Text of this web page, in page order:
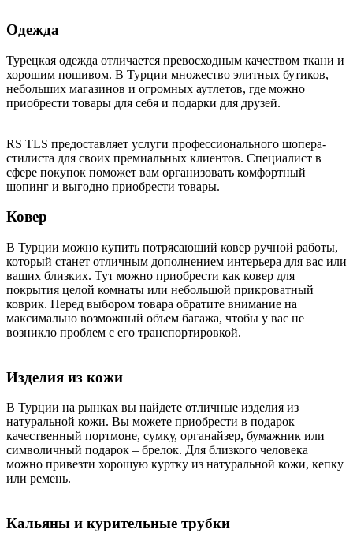
Одежда
Турецкая одежда отличается превосходным качеством ткани и
хорошим пошивом. В Турции множество элитных бутиков,
небольших магазинов и огромных аутлетов, где можно
приобрести товары для себя и подарки для друзей.
RS TLS предоставляет услуги профессионального шопера-
стилиста для своих премиальных клиентов. Специалист в
сфере покупок поможет вам организовать комфортный
шопинг и выгодно приобрести товары.
Ковер
В Турции можно купить потрясающий ковер ручной работы,
который станет отличным дополнением интерьера для вас или
ваших близких. Тут можно приобрести как ковер для
покрытия целой комнаты или небольшой прикроватный
коврик. Перед выбором товара обратите внимание на
максимально возможный объем багажа, чтобы у вас не
возникло проблем с его транспортировкой.
Изделия из кожи
В Турции на рынках вы найдете отличные изделия из
натуральной кожи. Вы можете приобрести в подарок
качественный портмоне, сумку, органайзер, бумажник или
символичный подарок – брелок. Для близкого человека
можно привезти хорошую куртку из натуральной кожи, кепку
или ремень.
Кальяны и курительные трубки